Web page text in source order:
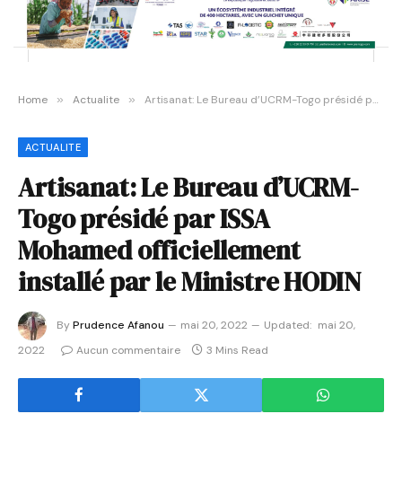
Home » Actualite » Artisanat: Le Bureau d’UCRM-Togo présidé par ISSA Mohamed officiellement installé par le Ministre HODIN
ACTUALITE
Artisanat: Le Bureau d’UCRM-
Togo présidé par ISSA
Mohamed officiellement
installé par le Ministre HODIN
ByPrudence Afanou mai 20, 2022 Updated: mai 20,
2022
Aucun commentaire 3 Mins Read